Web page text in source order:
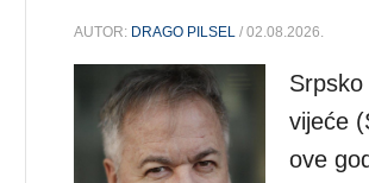
AUTOR: DRAGO PILSEL / 02.08.2026.
vijeće
ove